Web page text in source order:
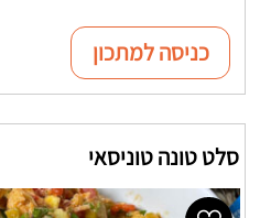
כניסה למתכון
סלט טונה טוניסאי